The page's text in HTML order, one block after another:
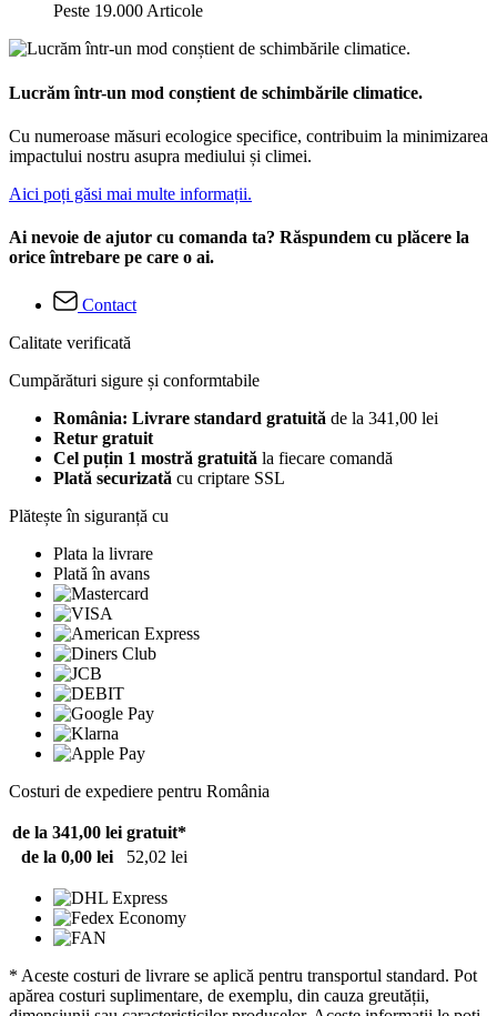
Peste 19.000 Articole
Lucrăm într-un mod conștient de schimbările climatice.
Cu numeroase măsuri ecologice specifice, contribuim la minimizarea
impactului nostru asupra mediului și climei.
Aici poți găsi mai multe informații.
Ai nevoie de ajutor cu comanda ta? Răspundem cu plăcere la
orice întrebare pe care o ai.
Contact
Calitate verificată
Cumpărături sigure și conformtabile
România: Livrare standard gratuită de la 341,00 lei
Retur gratuit
Cel puțin 1 mostră gratuită la fiecare comandă
Plată securizată cu criptare SSL
Plătește în siguranță cu
Plata la livrare
Plată în avans
Costuri de expediere pentru România
de la 341,00 lei gratuit*
de la 0,00 lei
52,02 lei
* Aceste costuri de livrare se aplică pentru transportul standard. Pot
apărea costuri suplimentare, de exemplu, din cauza greutății,